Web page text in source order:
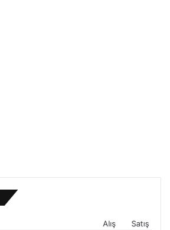
Satış
Alış